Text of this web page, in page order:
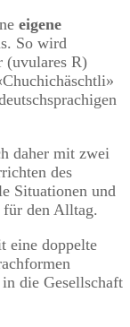
eigene
So wird
(uvulares R)
daher mit zwei
des
Situationen und
für den Alltag.
eine doppelte
die Gesellschaft